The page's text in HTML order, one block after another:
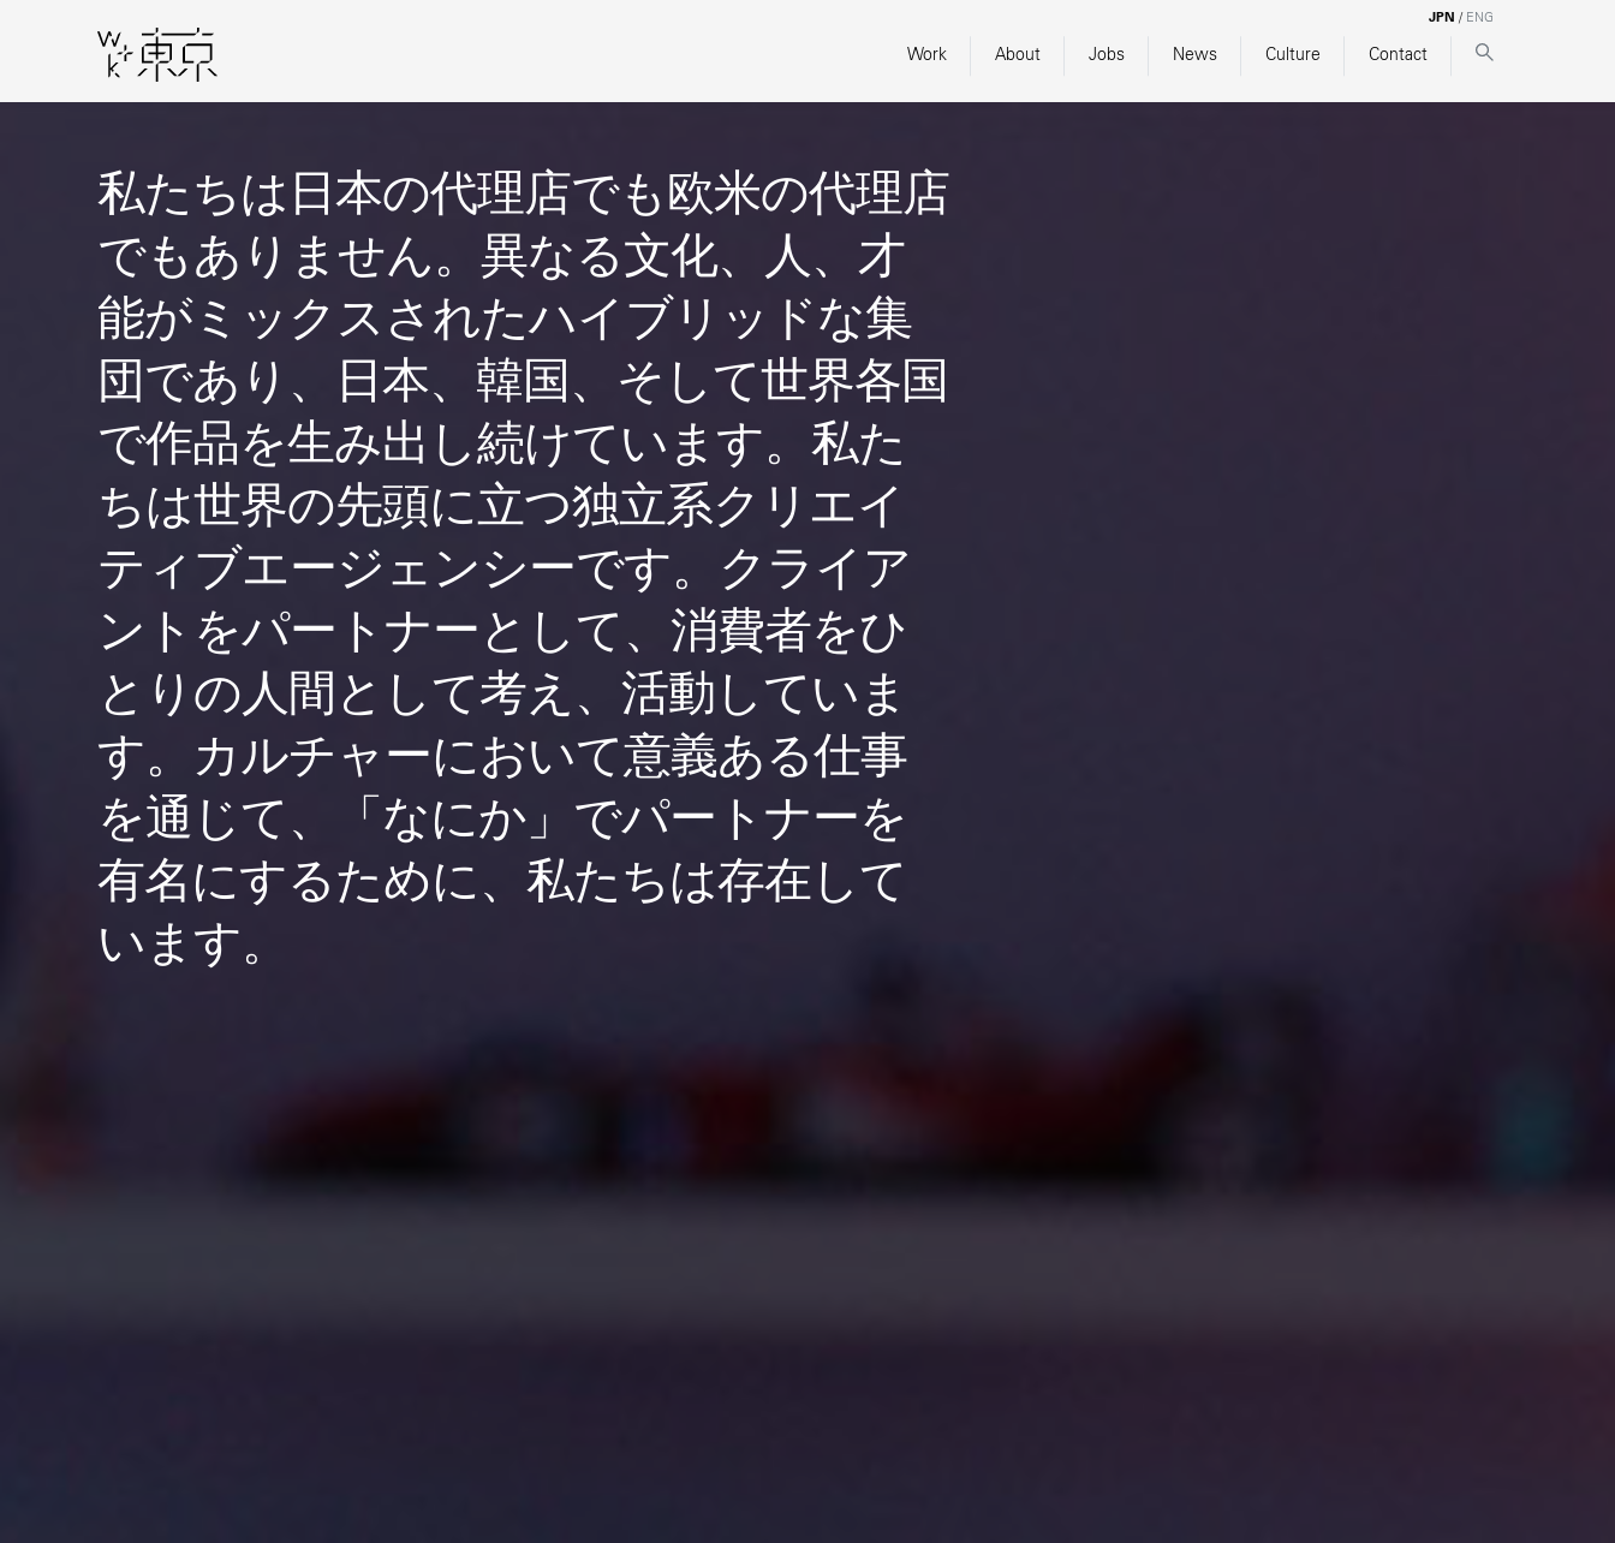
JPN / ENG
Work About Jobs News Culture Contact
私たちは日本の代理店でも欧米の代理店
でもありません。異なる文化、人、才
能がミックスされたハイブリッドな集
団であり、日本、韓国、そして世界各国
で作品を生み出し続けています。私た
ちは世界の先頭に立つ独立系クリエイ
ティブエージェンシーです。クライア
ントをパートナーとして、消費者をひ
とりの人間として考え、活動していま
す。カルチャーにおいて意義ある仕事
を通じて、「なにか」でパートナーを
有名にするために、私たちは存在して
います。